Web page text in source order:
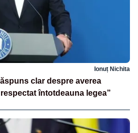
Ionuț Nichita
clar despre averea
întotdeauna legea”